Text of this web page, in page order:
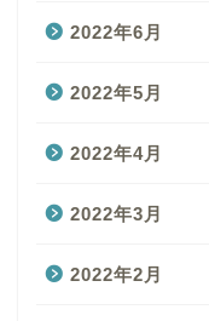
2022年6月
2022年5月
2022年4月
2022年3月
2022年2月